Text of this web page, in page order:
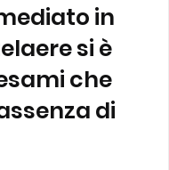
in
si è
che
di